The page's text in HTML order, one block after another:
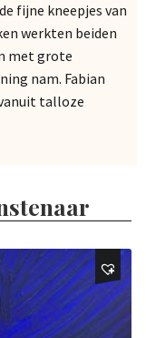
fijne kneepjes van
werkten beiden
met grote
nam. Fabian
talloze